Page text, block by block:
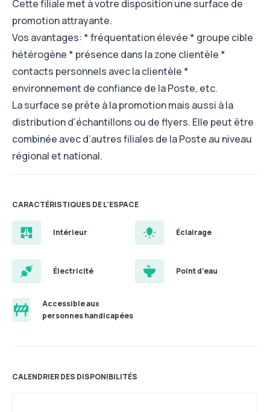
Cette filiale met à votre disposition une surface de
promotion attrayante.
Vos avantages: * fréquentation élevée * groupe cible
hétérogène * présence dans la zone clientèle *
contacts personnels avec la clientèle *
environnement de confiance de la Poste, etc.
La surface se prête à la promotion mais aussi à la
distribution d’échantillons ou de flyers. Elle peut être
combinée avec d’autres filiales de la Poste au niveau
régional et national.
CARACTÉRISTIQUES DE L'ESPACE
Intérieur Éclairage
Électricité Point d’eau
Accessible aux
personnes handicapées
CALENDRIER DES DISPONIBILITÉS